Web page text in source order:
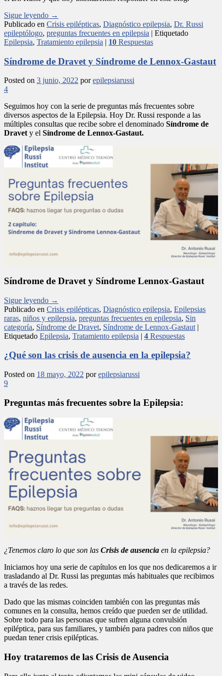
Sigue leyendo →
Publicado en Crisis epilépticas, Diagnóstico epilepsia, Dr. Russi
epileptólogo, preguntas frecuentes en epilepsia | Etiquetado
Epilepsia, Tratamiento epilepsia | 10 Respuestas
Síndrome de Dravet y Síndrome de Lennox-Gastaut
Posted on 3 junio, 2022 porepilepsiarussi
4
Seguimos hoy con la serie de preguntas más frecuentes sobre
diversos aspectos de la Epilepsia. Hoy Dr. Russi responde a las
múltiples consultas que recibe sobre el denominado Síndrome de
Dravety el Síndrome de Lennox-Gastaut.
Síndrome de Dravet y Síndrome Lennox-Gastaut
Sigue leyendo →
Publicado en Crisis epilépticas, Diagnóstico epilepsia, Epilepsias
raras, niños y epilepsia, preguntas frecuentes en epilepsia, Sin
categoría, Síndrome de Dravet, Síndrome de Lennox-Gastaut |
Etiquetado Epilepsia, Tratamiento epilepsia | 4 Respuestas
¿Qué son las crisis de ausencia en la epilepsia?
Posted on 18 mayo, 2022 porepilepsiarussi
9
Preguntas más frecuentes sobre la Epilepsia:
¿Tenemos claro lo que son las Crisis de ausencia en la epilepsia?
Iniciamos hoy una serie de capítulos en los que nos dedicaremos a ir
trasladando al Dr. Russi las preguntas más habituales que recibimos
a través de las redes.
Dado que las mismas coinciden también con las preguntas más
comunes en la consulta, hemos creído que pueden ser de utilidad.
Sobre todo para las personas que sufren alguna convulsión
epiléptica, para sus familiares, y también para padres con niños que
puedan tener crisis epilépticas.
Hoy trataremos de las Crisis de Ausencia